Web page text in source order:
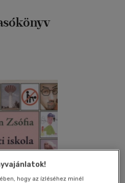
hogy az ízléséhez minél